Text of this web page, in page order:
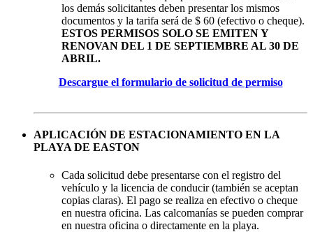
los demás solicitantes deben presentar los mismos
documentos y la tarifa será de $ 60 (efectivo o cheque).
ESTOS PERMISOS SOLO SE EMITEN Y
RENOVAN DEL 1 DE SEPTIEMBRE AL 30 DE
ABRIL.
Descargue el formulario de solicitud de permiso
APLICACIÓN DE ESTACIONAMIENTO EN LA
PLAYA DE EASTON
Cada solicitud debe presentarse con el registro del
vehículo y la licencia de conducir (también se aceptan
copias claras). El pago se realiza en efectivo o cheque
en nuestra oficina. Las calcomanías se pueden comprar
en nuestra oficina o directamente en la playa.